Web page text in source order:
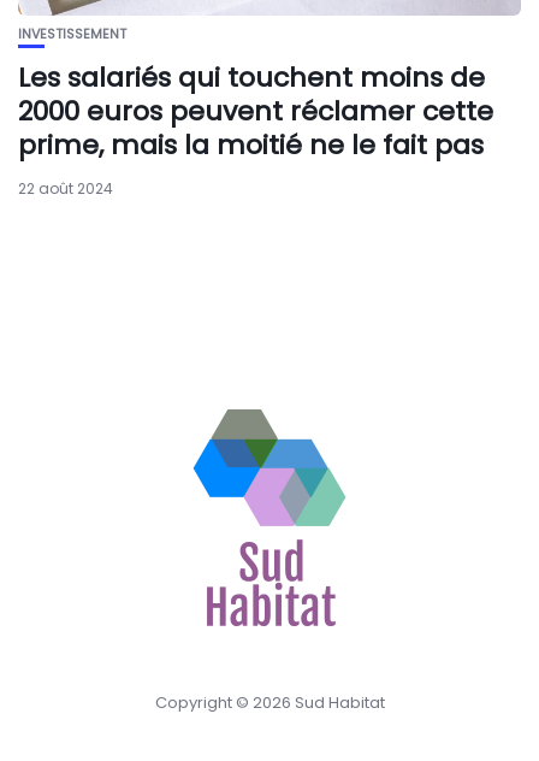
INVESTISSEMENT
Les salariés qui touchent moins de
2000 euros peuvent réclamer cette
prime, mais la moitié ne le fait pas
22 août 2024
Copyright © 2026 Sud Habitat